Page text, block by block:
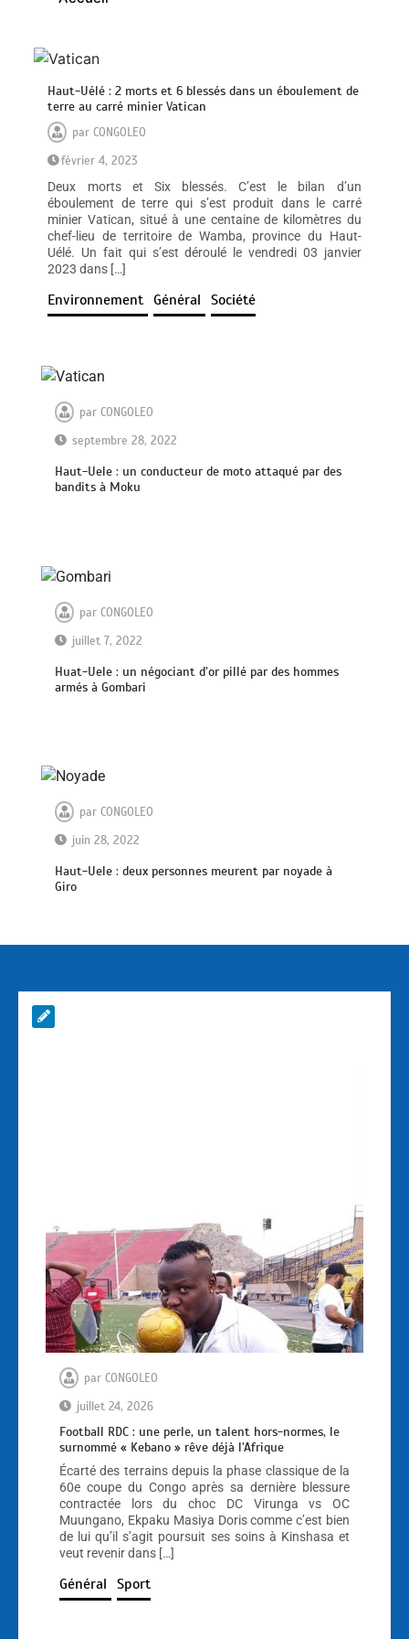
Haut-Uélé : 2 morts et 6 blessés dans un éboulement de
terre au carré minier Vatican
parCONGOLEO
février 4, 2023
Deux morts et Six blessés. C’est le bilan d’un
éboulement de terre qui s’est produit dans le carré
minier Vatican, situé à une centaine de kilomètres du
chef-lieu de territoire de Wamba, province du Haut-
Uélé. Un fait qui s’est déroulé le vendredi 03 janvier
2023 dans […]
Environnement Général Société
parCONGOLEO
septembre 28, 2022
Haut-Uele : un conducteur de moto attaqué par des
bandits à Moku
parCONGOLEO
juillet 7, 2022
Huat-Uele : un négociant d’or pillé par des hommes
armés à Gombari
parCONGOLEO
juin 28, 2022
Haut-Uele : deux personnes meurent par noyade à
Giro
par CONGOLEO
juillet 24, 2026
Football RDC : une perle, un talent hors-normes, le
surnommé « Kebano » rêve déjà l’Afrique
Écarté des terrains depuis la phase classique de la
60e coupe du Congo après sa dernière blessure
contractée lors du choc DC Virunga vs OC
Muungano, Ekpaku Masiya Doris comme c’est bien
de lui qu’il s’agit poursuit ses soins à Kinshasa et
veut revenir dans […]
Général Sport